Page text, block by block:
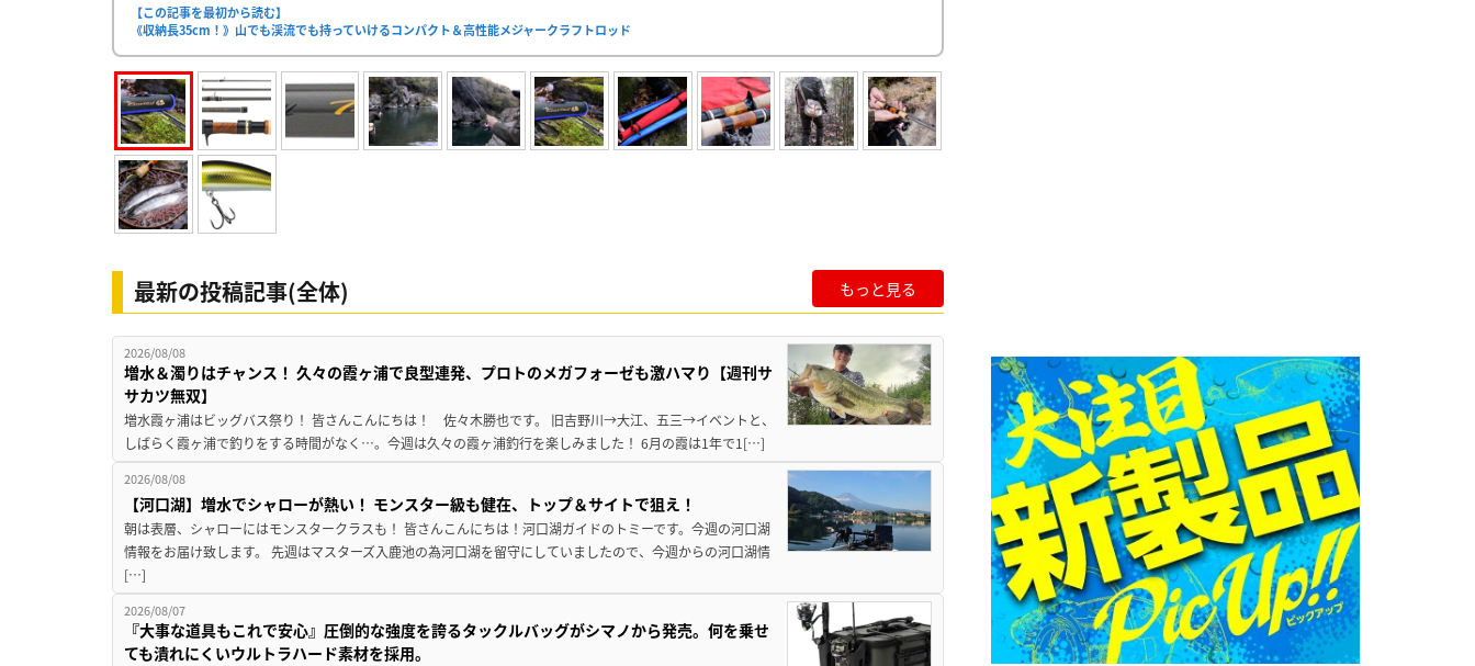
【この記事を最初から読む】
《収納長35cm！》山でも渓流でも持っていけるコンパクト＆高性能メジャークラフトロッド
最新の投稿記事(全体) もっと見る
2026/08/08
増水＆濁りはチャンス！ 久々の霞ヶ浦で良型連発、プロトのメガフォーゼも激ハマり【週刊サ
サカツ無双】
増水霞ヶ浦はビッグバス祭り！ 皆さんこんにちは！ 佐々木勝也です。 旧吉野川→大江、五三→イベントと、
しばらく霞ヶ浦で釣りをする時間がなく…。今週は久々の霞ヶ浦釣行を楽しみました！ 6月の霞は1年で1[…]
2026/08/08
【河口湖】増水でシャローが熱い！ モンスター級も健在、トップ＆サイトで狙え！
朝は表層、シャローにはモンスタークラスも！ 皆さんこんにちは！河口湖ガイドのトミーです。今週の河口湖
情報をお届け致します。 先週はマスターズ入鹿池の為河口湖を留守にしていましたので、今週からの河口湖情
[…]
2026/08/07
『大事な道具もこれで安心』圧倒的な強度を誇るタックルバッグがシマノから発売。何を乗せ
ても潰れにくいウルトラハード素材を採用。